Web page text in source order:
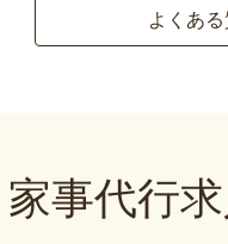
よくあ
家事代行